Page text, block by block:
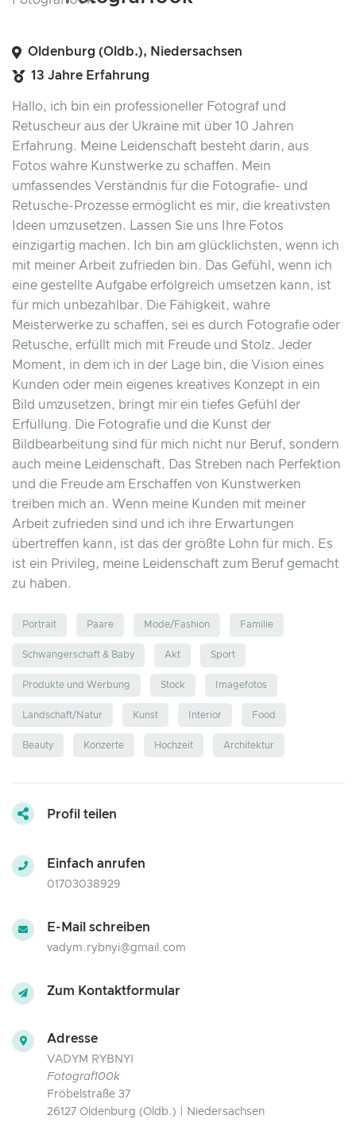
Oldenburg (Oldb.), Niedersachsen
13 Jahre Erfahrung
Hallo, ich bin ein professioneller Fotograf und
Retuscheur aus der Ukraine mit über 10 Jahren
Erfahrung. Meine Leidenschaft besteht darin, aus
Fotos wahre Kunstwerke zu schaffen. Mein
umfassendes Verständnis für die Fotografie- und
Retusche-Prozesse ermöglicht es mir, die kreativsten
Ideen umzusetzen. Lassen Sie uns Ihre Fotos
einzigartig machen. Ich bin am glücklichsten, wenn ich
mit meiner Arbeit zufrieden bin. Das Gefühl, wenn ich
eine gestellte Aufgabe erfolgreich umsetzen kann, ist
für mich unbezahlbar. Die Fähigkeit, wahre
Meisterwerke zu schaffen, sei es durch Fotografie oder
Retusche, erfüllt mich mit Freude und Stolz. Jeder
Moment, in dem ich in der Lage bin, die Vision eines
Kunden oder mein eigenes kreatives Konzept in ein
Bild umzusetzen, bringt mir ein tiefes Gefühl der
Erfüllung. Die Fotografie und die Kunst der
Bildbearbeitung sind für mich nicht nur Beruf, sondern
auch meine Leidenschaft. Das Streben nach Perfektion
und die Freude am Erschaffen von Kunstwerken
treiben mich an. Wenn meine Kunden mit meiner
Arbeit zufrieden sind und ich ihre Erwartungen
übertreffen kann, ist das der größte Lohn für mich. Es
ist ein Privileg, meine Leidenschaft zum Beruf gemacht
zu haben.
Portrait Paare Mode/Fashion Familie
Schwangerschaft & Baby Akt Sport
Produkte und Werbung Stock Imagefotos
Landschaft/Natur Kunst Interior Food
Beauty Konzerte Hochzeit Architektur
Profil teilen
Einfach anrufen
01703038929
E-Mail schreiben
vadym.rybnyi@gmail.com
Zum Kontaktformular
Adresse
VADYM RYBNYI
Fotograf100k
Fröbelstraße 37
26127 Oldenburg (Oldb.) | Niedersachsen